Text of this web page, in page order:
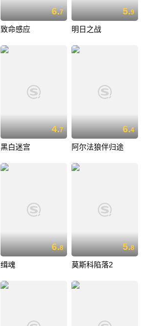
6.7
致命感应
5.9
明日之战
4.7
黑白迷宫
6.4
阿尔法狼伴归途
6.8
缉魂
5.8
莫斯科陷落2